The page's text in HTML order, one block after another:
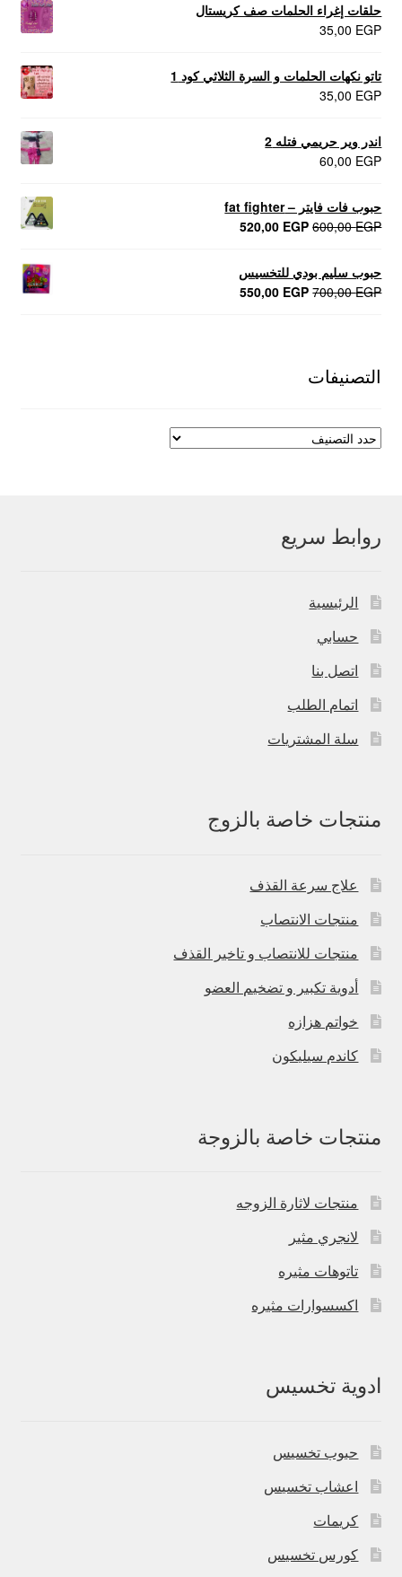
حلقات إغراء الحلمات صف كريستال
35,00 EGP
تاتو نكهات الحلمات و السرة الثلاثي كود 1
35,00 EGP
اندر وير حريمي فتله 2
60,00 EGP
حبوب فات فايتر – fat fighter
600,00EGP
السعر
600,00 EGP.
520,00 EGP
السعر
520,00 EGP.
حبوب سليم بودي للتخسيس
700,00EGP
السعر550,00 EGP
السعر
التصنيفات
روابط سريع
الرئيسية
حسابي
اتصل بنا
اتمام الطلب
سلة المشتريات
منتجات خاصة بالزوج
علاج سرعة القذف
منتجات الانتصاب
منتجات للانتصاب و تاخير القذف
أدوية تكبير و تضخيم العضو
خواتم هزازه
كاندم سيليكون
منتجات خاصة بالزوجة
منتجات لاثارة الزوجه
لانجري مثير
تاتوهات مثيره
اكسسوارات مثيره
ادوية تخسيس
حبوب تخسيس
اعشاب تخسيس
كريمات
كورس تخسيس